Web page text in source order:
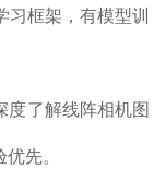
习框架，有模型训
度了解线阵相机图
先。